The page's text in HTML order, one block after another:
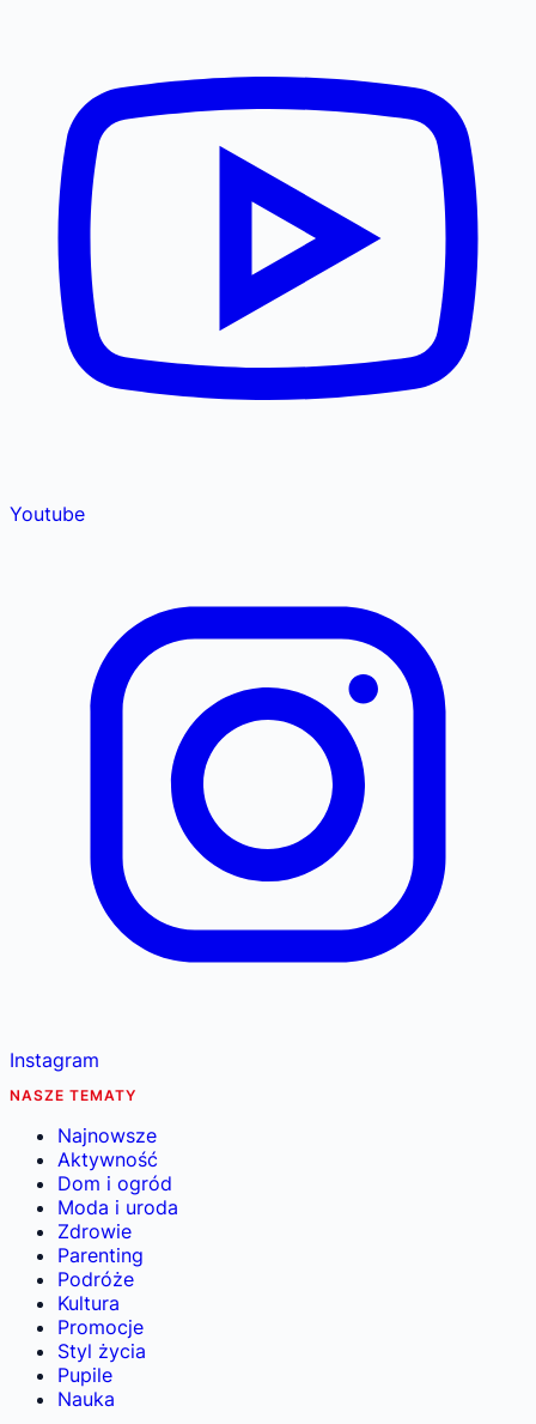
Youtube
Instagram
NASZE TEMATY
Najnowsze
Aktywność
Dom i ogród
Moda i uroda
Zdrowie
Parenting
Podróże
Kultura
Promocje
Styl życia
Pupile
Nauka